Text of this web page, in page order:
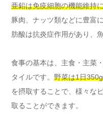
亜鉛は免疫細胞の機能維持
豚肉、ナッツ類などに豊富
肪酸は抗炎症作用があり、
食事の基本は、主食・主菜
タイルです。 野菜は1日
を摂取することで、様々な
取ることができます。